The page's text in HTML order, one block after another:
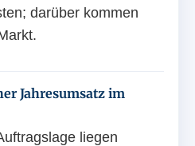
darüber kommen
Jahresumsatz im
liegen